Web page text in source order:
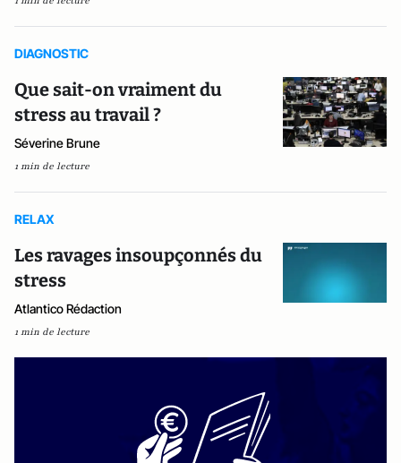
DIAGNOSTIC
Que sait-on vraiment du
stress au travail ?
Séverine Brune
1 min de lecture
RELAX
Les ravages insoupçonnés du
stress
Atlantico Rédaction
1 min de lecture